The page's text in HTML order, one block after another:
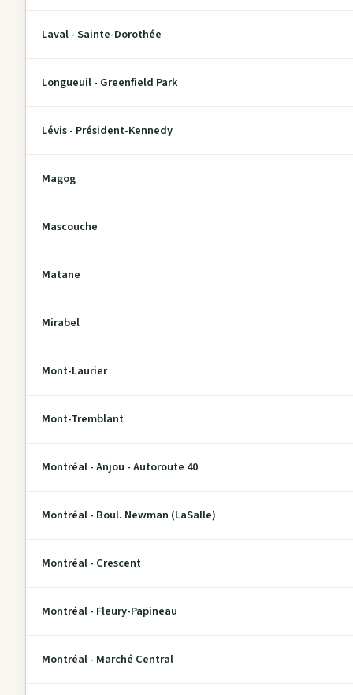
Laval - Sainte-Dorothée
Longueuil - Greenfield Park
Lévis - Président-Kennedy
Magog
Mascouche
Matane
Mirabel
Mont-Laurier
Mont-Tremblant
Montréal - Anjou - Autoroute 40
Montréal - Boul. Newman (LaSalle)
Montréal - Crescent
Montréal - Fleury-Papineau
Montréal - Marché Central